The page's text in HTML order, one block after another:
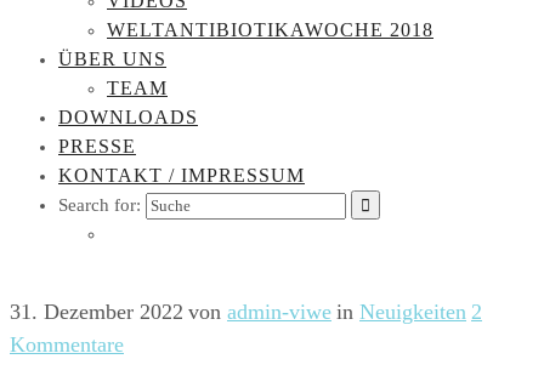
WELTANTIBIOTIKAWOCHE 2018
ÜBER UNS
TEAM
DOWNLOADS
PRESSE
KONTAKT / IMPRESSUM
Search for:
31. Dezember 2022 von admin-viwe in Neuigkeiten 2
Kommentare